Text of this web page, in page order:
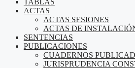
TABLAS
ACTAS
ACTAS SESIONES
ACTAS DE
SENTENCIAS
PUBLICACIONES
CUADERNOS
JURISPRUDENCIA